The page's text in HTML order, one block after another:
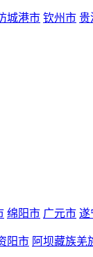
城港市 钦州市 贵
绵阳市 广元市 遂
阳市 阿坝藏族羌